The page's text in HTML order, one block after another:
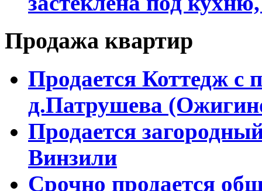
Продажа квартир
Продается Коттедж с
д.Патрушева
Продается
Винзили
Срочно продается